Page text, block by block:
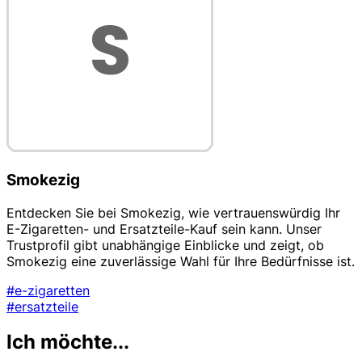
Smokezig
Entdecken Sie bei Smokezig, wie vertrauenswürdig Ihr
E-Zigaretten- und Ersatzteile-Kauf sein kann. Unser
Trustprofil gibt unabhängige Einblicke und zeigt, ob
Smokezig eine zuverlässige Wahl für Ihre Bedürfnisse ist.
#e-zigaretten
#ersatzteile
Ich möchte...